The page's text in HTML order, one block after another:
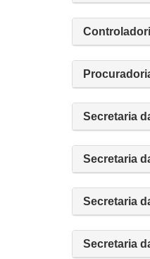
Secretaria
Secretaria
Secretaria
Secretaria